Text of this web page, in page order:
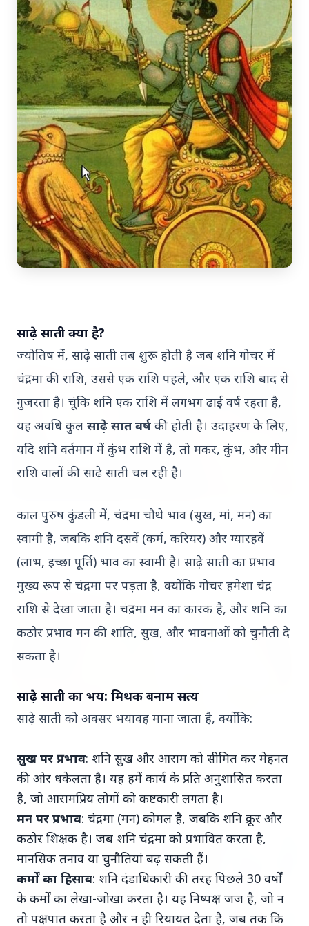
Top Stories
TOP STORIES
उपाय जिसका आपका पेट इंतजार कर रहा था
भारत-नॉर्डिक शिखर सम्मेलन
20 May 2026
भारत-नॉर्डिक शिखर सम्मेलन: मोदी उत्तरी यूरोप को क्यों कर
रहे हैं आकर्षित?
MADHYA PRADESH NEWS
नियमित रूप से 50,000 रुपये दिए': त्विषा शर्मा मौत मामले में
सास ने दहेज आरोपों का खंडन किया
साढ़े साती क्या है?
ज्योतिष में, साढ़े साती तब शुरू होती है जब शनि गोचर में
चंद्रमा की राशि, उससे एक राशि पहले, और एक राशि बाद से
गुजरता है। चूंकि शनि एक राशि में लगभग ढाई वर्ष रहता है,
यह अवधि कुल साढ़े सात वर्ष की होती है। उदाहरण के लिए,
यदि शनि वर्तमान में कुंभ राशि में है, तो मकर, कुंभ, और मीन
राशि वालों की साढ़े साती चल रही है।
काल पुरुष कुंडली में, चंद्रमा चौथे भाव (सुख, मां, मन) का
स्वामी है, जबकि शनि दसवें (कर्म, करियर) और ग्यारहवें
(लाभ, इच्छा पूर्ति) भाव का स्वामी है। साढ़े साती का प्रभाव
मुख्य रूप से चंद्रमा पर पड़ता है, क्योंकि गोचर हमेशा चंद्र
राशि से देखा जाता है। चंद्रमा मन का कारक है, और शनि का
कठोर प्रभाव मन की शांति, सुख, और भावनाओं को चुनौती दे
सकता है।
साढ़े साती का भय: मिथक बनाम सत्य
साढ़े साती को अक्सर भयावह माना जाता है, क्योंकि:
सुख पर प्रभाव: शनि सुख और आराम को सीमित कर मेहनत
की ओर धकेलता है। यह हमें कार्य के प्रति अनुशासित करता
है, जो आरामप्रिय लोगों को कष्टकारी लगता है।
मन पर प्रभाव: चंद्रमा (मन) कोमल है, जबकि शनि क्रूर और
कठोर शिक्षक है। जब शनि चंद्रमा को प्रभावित करता है,
मानसिक तनाव या चुनौतियां बढ़ सकती हैं।
कर्मों का हिसाब: शनि दंडाधिकारी की तरह पिछले 30 वर्षों
के कर्मों का लेखा-जोखा करता है। यह निष्पक्ष जज है, जो न
तो पक्षपात करता है और न ही रियायत देता है, जब तक कि